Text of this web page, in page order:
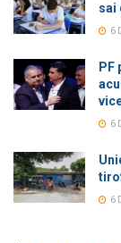
sai
6
PF
6
6